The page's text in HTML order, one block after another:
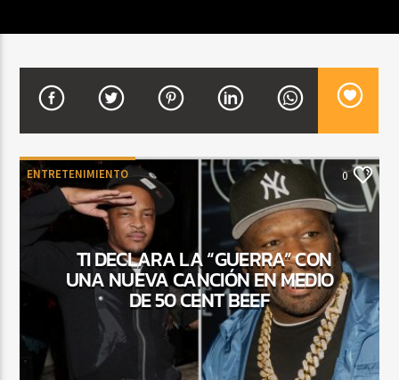
TITLE
ARTIST
CURRENT SHOW
SALSA MATUTINA
6:00 AM 9:00 AM
ENTRETENIMIENTO 0
TI DECLARA LA “GUERRA” CON
UNA NUEVA CANCIÓN EN MEDIO
DE 50 CENT BEEF